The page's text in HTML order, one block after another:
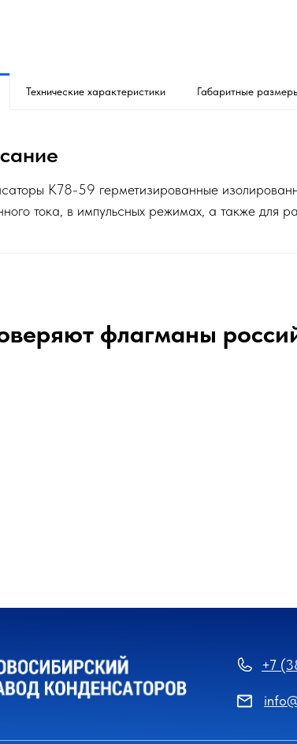
Технические характеристики Габаритные
К78-59 герметизированные
тока, в импульсных режимах, а также для
флагманы
+7